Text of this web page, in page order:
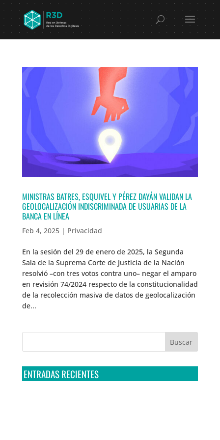
MINISTRAS BATRES, ESQUIVEL Y PÉREZ DAYÁN VALIDAN LA
GEOLOCALIZACIÓN INDISCRIMINADA DE USUARIAS DE LA
BANCA EN LÍNEA
Feb 4, 2025| Privacidad
En la sesión del 29 de enero de 2025, la Segunda
Sala de la Suprema Corte de Justicia de la Nación
resolvió –con tres votos contra uno– negar el amparo
en revisión 74/2024 respecto de la constitucionalidad
de la recolección masiva de datos de geolocalización
de...
ENTRADAS RECIENTES